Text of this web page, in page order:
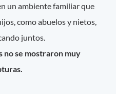
un ambiente familiar que
como abuelos y nietos,
juntos.
no se mostraron muy